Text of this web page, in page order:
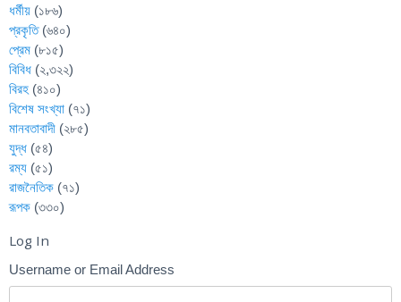
ধর্মীয় (১৮৬)
প্রকৃতি(৬৪০)
প্রেম (৮১৫)
বিবিধ (২,৩২২)
বিরহ (৪১০)
বিশেষ সংখ্যা (৭১)
মানবতাবাদী (২৮৫)
যুদ্ধ (৫৪)
রম্য (৫১)
রাজনৈতিক (৭১)
রূপক (৩৩০)
Log In
Username or Email Address